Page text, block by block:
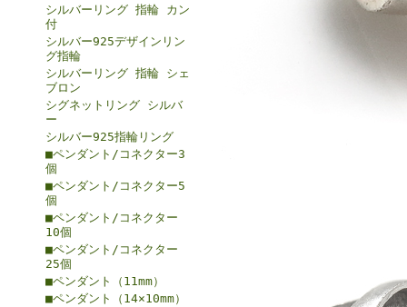
シルバーリング 指輪 カン
付
シルバー925デザインリン
グ指輪
シルバーリング 指輪 シェ
ブロン
シグネットリング シルバ
ー
シルバー925指輪リング
■ペンダント/コネクター3
個
■ペンダント/コネクター5
個
■ペンダント/コネクター
10個
■ペンダント/コネクター
25個
■ペンダント（11mm）
■ペンダント（14×10mm）